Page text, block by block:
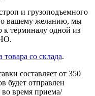
и грузоподъемного
вашему желанию, мы
к терминалу одной из
товара со склада.
составляет от 350
будет отправлен
время приема/